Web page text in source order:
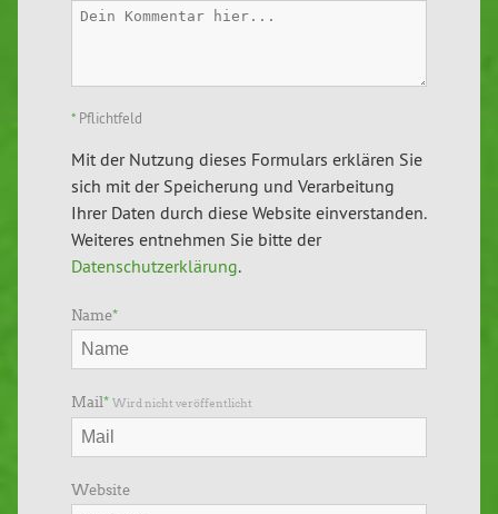
* Pflichtfeld
Mit der Nutzung dieses Formulars erklären Sie
sich mit der Speicherung und Verarbeitung
Ihrer Daten durch diese Website einverstanden.
Weiteres entnehmen Sie bitte der
Datenschutzerklärung.
Name*
Mail* Wird nicht veröffentlicht
Website